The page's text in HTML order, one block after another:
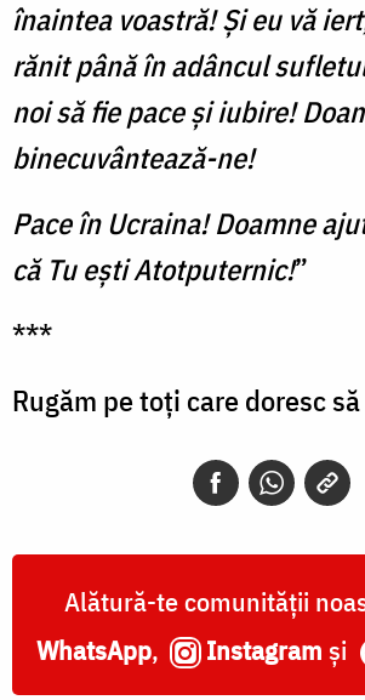
înaintea voastră! Și eu vă
rănit până în adâncul
noi să fie pace și iubire!
binecuvântează-ne!
Pace în Ucraina! Doamne
că Tu ești Atotputernic!”
***
Rugăm pe toți care doresc
Alătură-te comunității
WhatsApp, Instagram și